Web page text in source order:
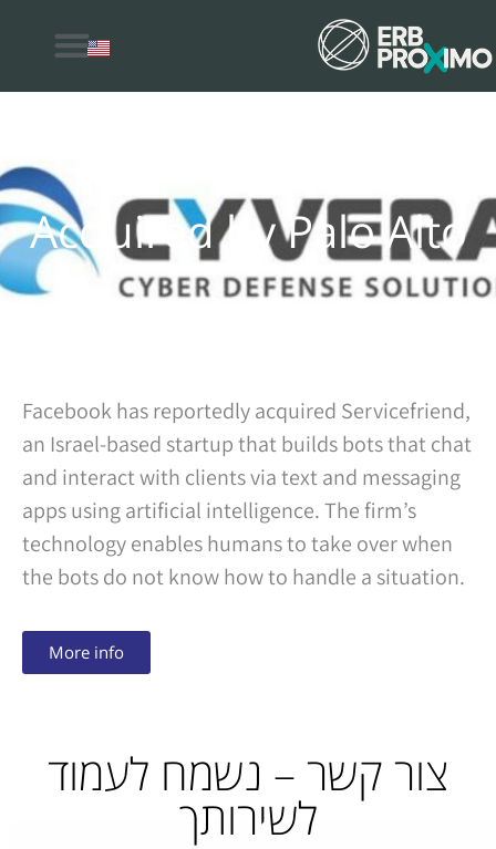
Acquired by Palo Alto
Facebook has reportedly acquired Servicefriend,
an Israel-based startup that builds bots that chat
and interact with clients via text and messaging
apps using artificial intelligence. The firm’s
technology enables humans to take over when
the bots do not know how to handle a situation.
More info
צור קשר – נשמח לעמוד
לשירותך